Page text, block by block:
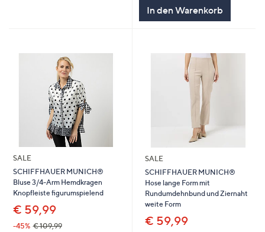
In den Warenkorb
SALE
SCHIFFHAUER MUNICH®
Bluse 3/4-Arm Hemdkragen
Knopfleiste figurumspielend
€ 59,99
-45% € 109,99
SALE
SCHIFFHAUER MUNICH®
Hose lange Form mit
Rundumdehnbund und Ziernaht
weite Form
€ 59,99